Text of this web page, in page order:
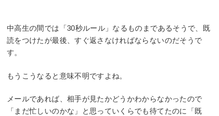
中高生の間では「30秒ルール」なるものまであるそうで、既
読をつけたが最後、すぐ返さなければならないのだそうで
す。
もうこうなると意味不明ですよね。
メールであれば、相手が見たかどうかわからなかったので
「まだ忙しいのかな」と思っていくらでも待てたのに「既